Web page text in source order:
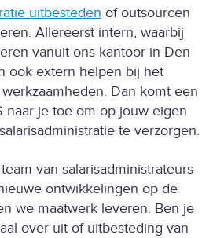
uitbesteden of outsourcen
Allereerst intern, waarbij
vanuit ons kantoor in Den
ook extern helpen bij het
Dan komt een
naar je toe om op jouw eigen
te verzorgen.
van salarisadministrateurs
ontwikkelingen op de
we maatwerk leveren. Ben je
over uit of uitbesteding van